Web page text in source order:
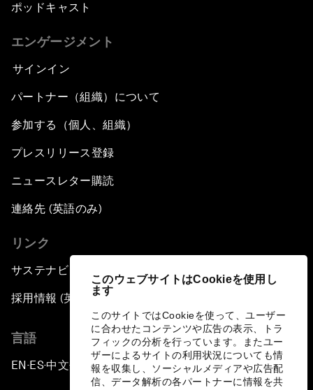
このウェブサイトはCookieを使用し
ます
このサイトではCookieを使って、ユーザー
に合わせたコンテンツや広告の表示、トラ
フィックの分析を行っています。またユー
ザーによるサイトの利用状況についても情
報を収集し、ソーシャルメディアや広告配
信、データ解析の各パートナーに情報を共
ポッドキャスト
エンゲージメント
サインイン
パートナー（組織）について
参加する（個人、組織）
プレスリリース登録
ニュースレター購読
連絡先 (英語のみ)
リンク
サステナビリティへの取り組み
採用情報 (英語のみ)
言語
EN ▪ES▪中文▪ 日本語